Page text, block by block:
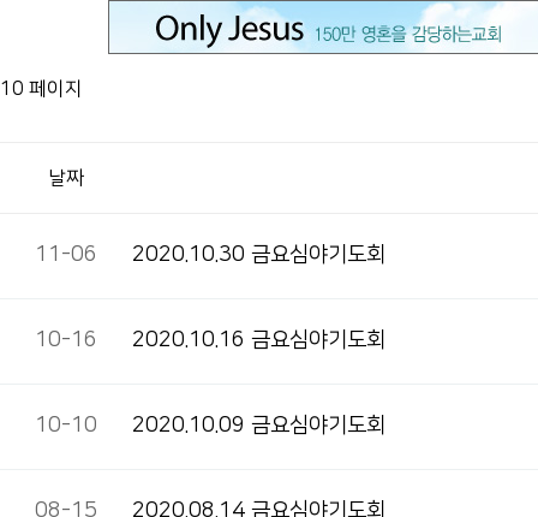
10 페이지
날짜
11-06 2020.10.30 금요심야기도회
10-16 2020.10.16 금요심야기도회
10-10 2020.10.09 금요심야기도회
08-15 2020.08.14 금요심야기도회